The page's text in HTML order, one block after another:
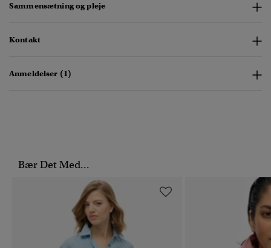
Sammensætning og pleje
Kontakt
Anmeldelser (1)
Bær Det Med...